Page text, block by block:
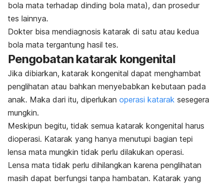
bola mata terhadap dinding bola mata), dan prosedur
tes lainnya.
Dokter bisa mendiagnosis katarak di satu atau kedua
bola mata tergantung hasil tes.
Pengobatan katarak kongenital
Jika dibiarkan, katarak kongenital dapat menghambat
penglihatan atau bahkan menyebabkan kebutaan pada
anak. Maka dari itu, diperlukan operasi katarak sesegera
mungkin.
Meskipun begitu, tidak semua katarak kongenital harus
dioperasi. Katarak yang hanya menutupi bagian tepi
lensa mata mungkin tidak perlu dilakukan operasi.
Lensa mata tidak perlu dihilangkan karena penglihatan
masih dapat berfungsi tanpa hambatan. Katarak yang